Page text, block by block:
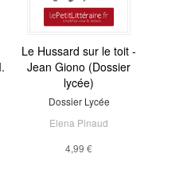
Le Hussard sur le toit -
Jean Giono (Dossier
lycée)
Dossier Lycée
Elena Pinaud
4,99 €